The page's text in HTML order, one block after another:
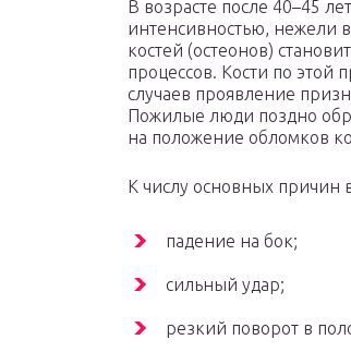
В возрасте после 40–45
интенсивностью, нежели
костей (остеонов)
процессов. Кости по этой
случаев проявление
Пожилые люди поздно
на положение обломков
К числу основных причин
падение на бок;
сильный удар;
резкий поворот в